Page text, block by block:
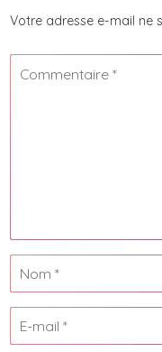
Votre adresse e-mail ne